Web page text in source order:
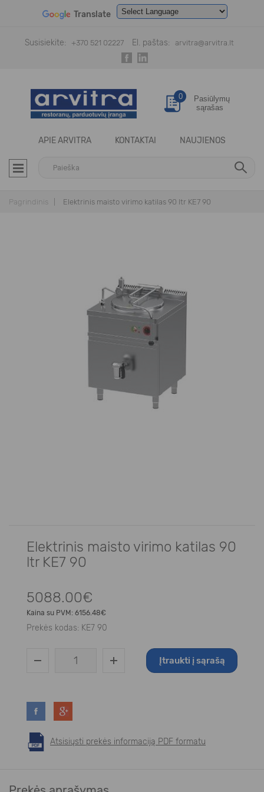
Translate
Susisiekite:
+370 521 02227 El. paštas: arvitra@arvitra.lt
APIE ARVITRA KONTAKTAI NAUJIENOS
0
Pasiūlymų
sąrašas
Pagrindinis Elektrinis maisto virimo katilas 90 ltr KE7 90
Elektrinis maisto virimo katilas 90
ltr KE7 90
5088.00€
Kaina su PVM: 6156.48€
Prekės kodas: KE7 90
Įtraukti į sąrašą
Atsisiųsti prekės informaciją PDF formatu